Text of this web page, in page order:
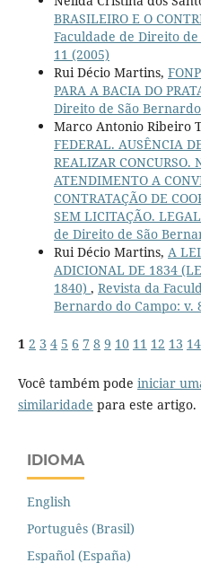
BRASILEIRO E O
Faculdade de Direito
11 (2005)
Rui Décio Martins,
PARA A BACIA DO
Direito de São
Marco Antonio Ribeiro
FEDERAL. AUSÊNCIA
REALIZAR CONCURSO.
ATENDIMENTO A
CONTRATAÇÃO DE
SEM LICITAÇÃO.
de Direito de São
Rui Décio Martins, A
ADICIONAL DE 1834
1840) , Revista da
Bernardo do Campo: v.
1 2 3 4 5 6 7 8 9 10 11 12 13 14
Você também pode iniciar
similaridade para este artigo.
IDIOMA
English
Português (Brasil)
Español (España)